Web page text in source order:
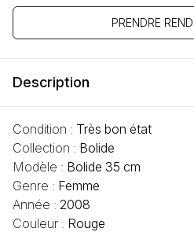
PRENDRE
Description
Condition : Très bon état
Collection : Bolide
Modèle : Bolide 35 cm
Genre : Femme
Année : 2008
Couleur : Rouge